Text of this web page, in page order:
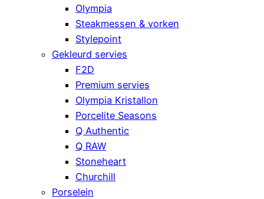
Olympia
Steakmessen & vorken
Stylepoint
Gekleurd servies
F2D
Premium servies
Olympia Kristallon
Porcelite Seasons
Q Authentic
Q RAW
Stoneheart
Churchill
Porselein